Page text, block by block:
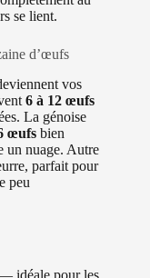
se lient.
d’œufs
vos
6 à 12 œufs
La génoise
œufs bien
un nuage. Autre
parfait pour
peu
idéale pour les